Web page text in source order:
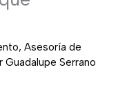
, Asesoría de
Guadalupe Serrano